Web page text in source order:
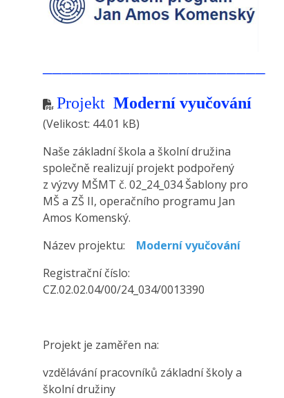
Projekt Moderní vyučování
(Velikost: 44.01 kB)
Naše základní škola a školní družina
společně realizují projekt podpořený
z výzvy MŠMT č. 02_24_034 Šablony pro
MŠ a ZŠ II, operačního programu Jan
Amos Komenský.
Název projektu:
Moderní vyučování
Registrační číslo:
CZ.02.02.04/00/24_034/0013390
Projekt je zaměřen na:
vzdělávání pracovníků základní školy a
školní družiny